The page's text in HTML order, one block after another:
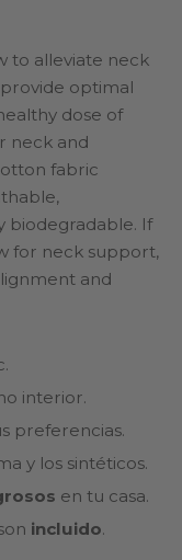
to alleviate neck
optimal
dose of
neck and
fabric
biodegradable. If
for neck support,
and
interior.
preferencias.
y los sintéticos.
en tu casa.
incluido.